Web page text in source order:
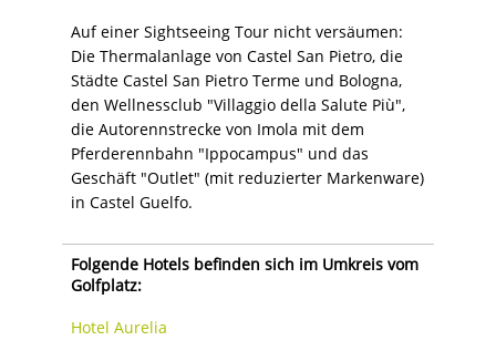
Auf einer Sightseeing Tour nicht versäumen:
Die Thermalanlage von Castel San Pietro, die
Städte Castel San Pietro Terme und Bologna,
den Wellnessclub "Villaggio della Salute Più",
die Autorennstrecke von Imola mit dem
Pferderennbahn "Ippocampus" und das
Geschäft "Outlet" (mit reduzierter Markenware)
in Castel Guelfo.
Folgende Hotels befinden sich im Umkreis vom
Golfplatz:
Hotel Aurelia